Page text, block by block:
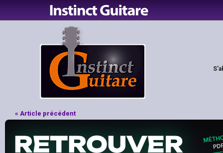
« Article précédent